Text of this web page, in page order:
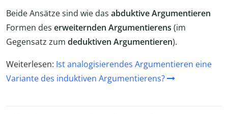
Beide Ansätze sind wie das abduktive Argumentieren
Formen des erweiternden Argumentierens (im
Gegensatz zum deduktiven Argumentieren).
Weiterlesen: Ist analogisierendes Argumentieren eine
Variante des induktiven Argumentierens?